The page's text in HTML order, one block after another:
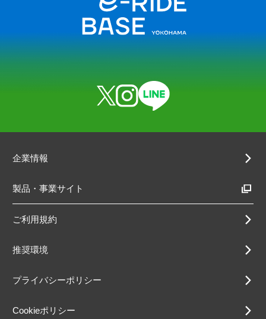
企業情報
製品・事業サイト
ご利用規約
推奨環境
プライバシーポリシー
Cookieポリシー